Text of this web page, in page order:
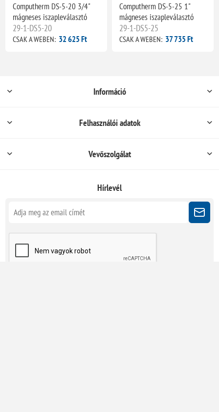
Computherm DS-5-20 3/4"
mágneses iszapleválasztó
29-1-DS5-20
CSAK A WEBEN: 32 625 Ft
Computherm DS-5-25 1"
mágneses iszapleválasztó
29-1-DS5-25
CSAK A WEBEN: 37 735 Ft
Információ
Felhasználói adatok
Vevőszolgálat
Hírlevél